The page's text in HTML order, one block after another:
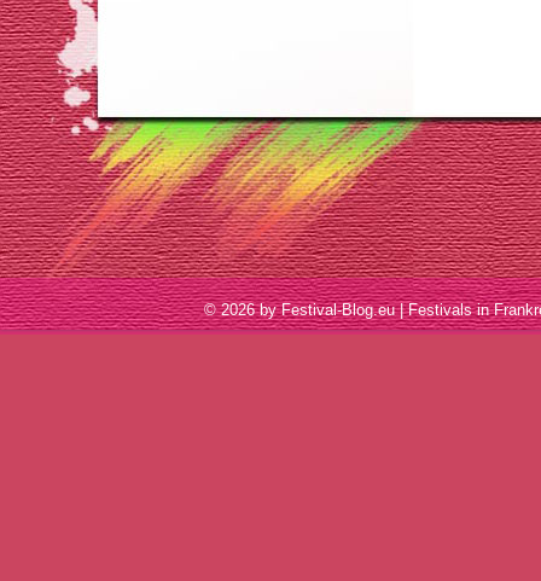
© 2026 by Festival-Blog.eu | Festivals in